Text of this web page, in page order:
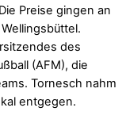
Preise gingen an
des
(AFM), die
Tornesch nahm
entgegen.